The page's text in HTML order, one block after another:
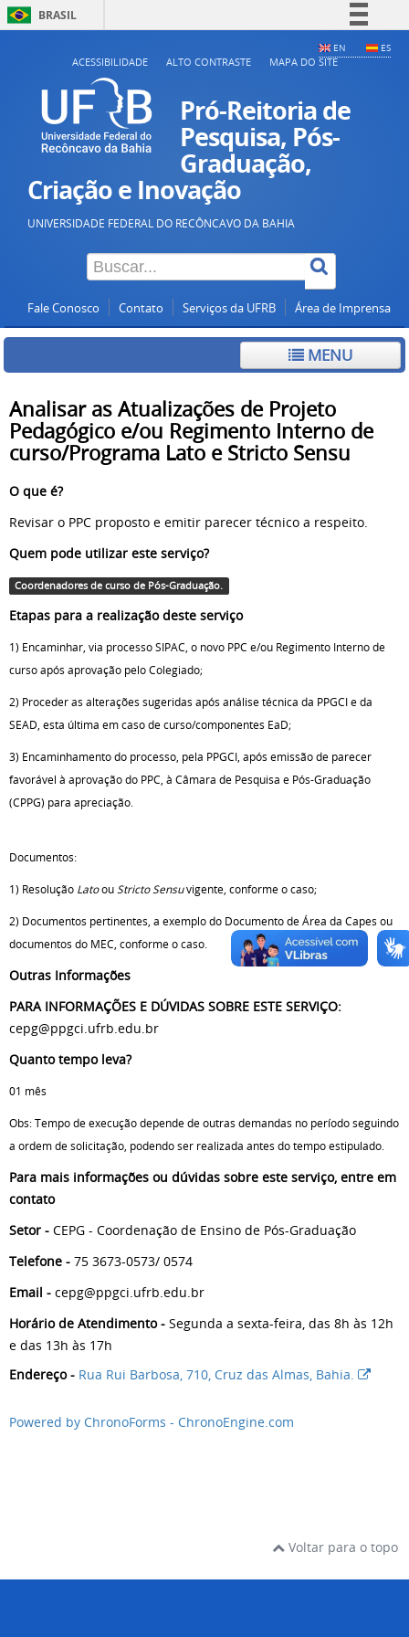
BRASIL
Simplifique!
Participe
Acesso à informação
Legislação
Canais
EN ES
ACESSIBILIDADE ALTO CONTRASTE MAPA DO SITE
Pró-Reitoria de
Pesquisa, Pós-
Graduação,
Criação e Inovação
UNIVERSIDADE FEDERAL DO RECÔNCAVO DA BAHIA
Fale Conosco Contato Serviços da UFRB Área de Imprensa
MENU
Analisar as Atualizações de Projeto
Pedagógico e/ou Regimento Interno de
curso/Programa Lato e Stricto Sensu
O que é?
Revisar o PPC proposto e emitir parecer técnico a respeito.
Quem pode utilizar este serviço?
Coordenadores de curso de Pós-Graduação.
Etapas para a realização deste serviço
1) Encaminhar, via processo SIPAC, o novo PPC e/ou Regimento Interno de
curso após aprovação pelo Colegiado;
2) Proceder as alterações sugeridas após análise técnica da PPGCI e da
SEAD, esta última em caso de curso/componentes EaD;
3) Encaminhamento do processo, pela PPGCI, após emissão de parecer
favorável à aprovação do PPC, à Câmara de Pesquisa e Pós-Graduação
(CPPG) para apreciação
Documentos:
1) Resolução Latoou Stricto Sensuvigente, conforme o caso;
2) Documentos pertinentes, a exemplo do Documento de Área da Capes ou
documentos do MEC, conforme o caso.
Outras Informações
PARA INFORMAÇÕES E DÚVIDAS SOBRE ESTE SERVIÇO:
cepg@ppgci.ufrb.edu.br
Quanto tempo leva?
01 mês
Obs: Tempo de execução depende de outras demandas no período seguindo
a ordem de solicitação, podendo ser realizada antes do tempo estipulado.
Para mais informações ou dúvidas sobre este serviço, entre em
contato
Setor - CEPG - Coordenação de Ensino de Pós-Graduação
Telefone - 75 3673-0573/ 0574
Email - cepg@ppgci.ufrb.edu.br
Horário de Atendimento - Segunda a sexta-feira, das 8h às 12h
e das 13h às 17h
Endereço - Rua Rui Barbosa, 710, Cruz das Almas, Bahia.
Powered by ChronoForms - ChronoEngine.com
Voltar para o topo